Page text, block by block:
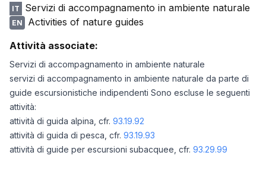
IT Servizi di accompagnamento in ambiente naturale
EN
Activities of nature guides
Attività associate:
Servizi di accompagnamento in ambiente naturale
servizi di accompagnamento in ambiente naturale da parte di
guide escursionistiche indipendenti Sono escluse le seguenti
attività:
attività di guida alpina, cfr. 93.19.92
attività di guida di pesca, cfr. 93.19.93
attività di guide per escursioni subacquee, cfr. 93.29.99